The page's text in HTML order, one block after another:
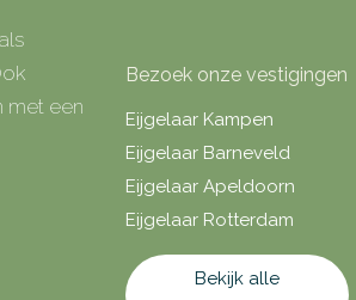
met een
Bezoek onze vestigingen
Eijgelaar Kampen
Eijgelaar Barneveld
Eijgelaar Apeldoorn
Eijgelaar Rotterdam
Bekijk alle